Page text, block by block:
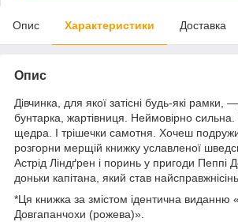
Опис Характеристики Доставка
Опис
Дівчинка, для якої затісні будь-які рамки,
бунтарка, жартівниця. Неймовірно
щедра. І трішечки самотня. Хочеш
розгорни мерщій книжку уславленої
Астрід Ліндґрен і поринь у пригоди Пеппі
доньки капітана, який став
*Ця книжка за змістом ідентична виданню
Довгапанчохи (рожева)».